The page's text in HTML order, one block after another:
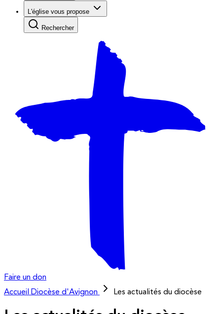
L'église vous propose
Rechercher
Faire un don
Accueil
Diocèse d'Avignon Les actualités du diocèse